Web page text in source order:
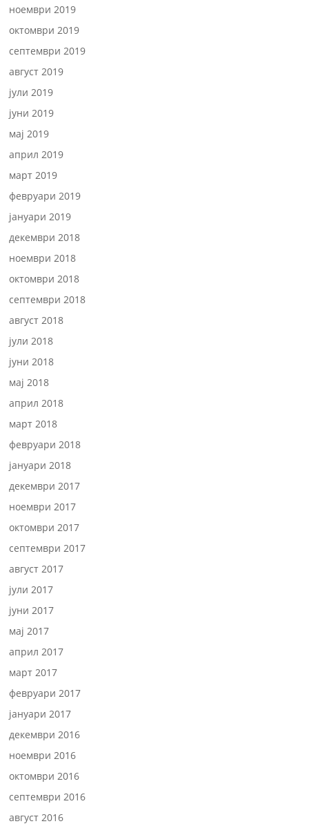
ноември 2019
октомври 2019
септември 2019
август 2019
јули 2019
јуни 2019
мај 2019
април 2019
март 2019
февруари 2019
јануари 2019
декември 2018
ноември 2018
октомври 2018
септември 2018
август 2018
јули 2018
јуни 2018
мај 2018
април 2018
март 2018
февруари 2018
јануари 2018
декември 2017
ноември 2017
октомври 2017
септември 2017
август 2017
јули 2017
јуни 2017
мај 2017
април 2017
март 2017
февруари 2017
јануари 2017
декември 2016
ноември 2016
октомври 2016
септември 2016
август 2016